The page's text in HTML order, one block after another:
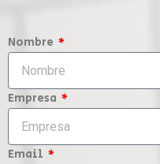
Nombre
Empresa
Email